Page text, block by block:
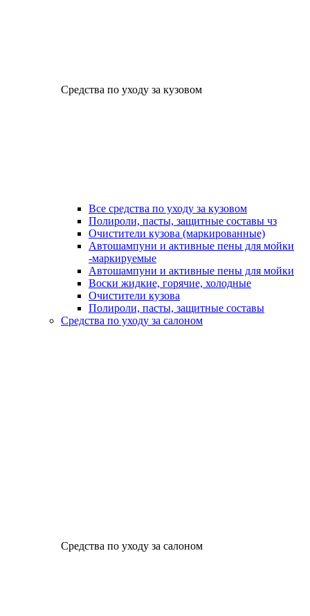
Средства по уходу за кузовом
Все средства по уходу за кузовом
Полироли, пасты, защитные составы чз
Очистители кузова (маркированные)
Автошампуни и активные пены для мойки
-маркируемые
Автошампуни и активные пены для мойки
Воски жидкие, горячие, холодные
Очистители кузова
Полироли, пасты, защитные составы
Средства по уходу за салоном
Средства по уходу за салоном